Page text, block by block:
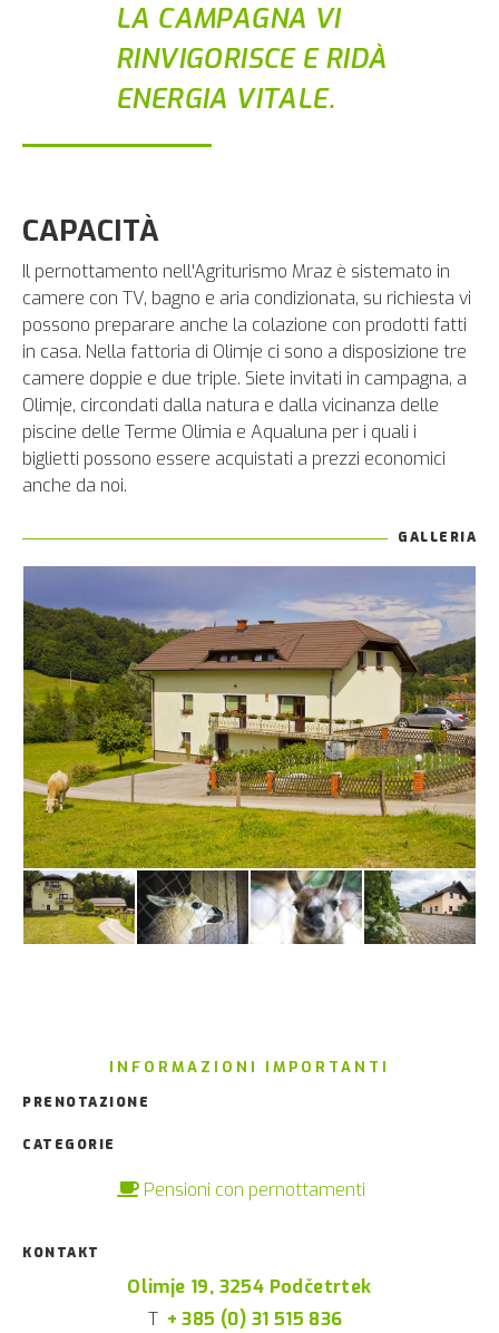
LA CAMPAGNA VI
RINVIGORISCE E RIDÀ
ENERGIA VITALE.
CAPACITÀ
Il pernottamento nell'Agriturismo Mraz è sistemato in
camere con TV, bagno e aria condizionata, su richiesta vi
possono preparare anche la colazione con prodotti fatti
in casa. Nella fattoria di Olimje ci sono a disposizione tre
camere doppie e due triple. Siete invitati in campagna, a
Olimje, circondati dalla natura e dalla vicinanza delle
piscine delle Terme Olimia e Aqualuna per i quali i
biglietti possono essere acquistati a prezzi economici
anche da noi.
GALLERIA
INFORMAZIONI IMPORTANTI
PRENOTAZIONE
CATEGORIE
Pensioni con pernottamenti
KONTAKT
Olimje 19, 3254 Podčetrtek
T + 385 (0) 31 515 836